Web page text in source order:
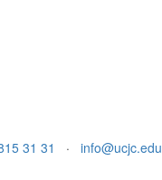
31 31 · info@ucjc.edu